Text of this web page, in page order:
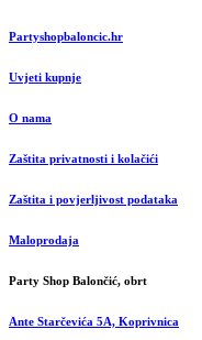
Partyshopbaloncic.hr
Uvjeti kupnje
O nama
Zaštita privatnosti i kolačići
Zaštita i povjerljivost podataka
Maloprodaja
Party Shop Balončić, obrt
Ante Starčevića 5A, Koprivnica